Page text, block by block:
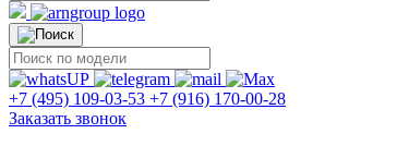
+7 (495) 109-03-53 +7 (916) 170-00-28
Заказать звонок